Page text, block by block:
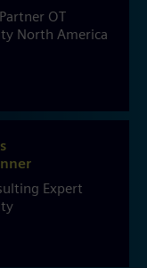
OT
North America
Expert